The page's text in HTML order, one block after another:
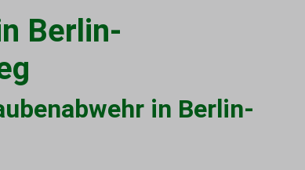
Berlin-
in Berlin-